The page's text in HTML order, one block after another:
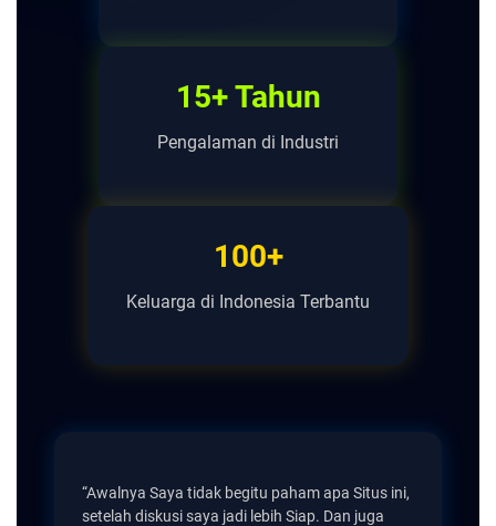
15+ Tahun
Pengalaman di Industri
100+
Keluarga di Indonesia Terbantu
“Awalnya Saya tidak begitu paham apa Situs ini,
setelah diskusi saya jadi lebih Siap. Dan juga